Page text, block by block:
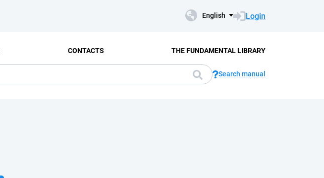
English Login
CONTACTS THE FUNDAMENTAL LIBRARY
Search manual